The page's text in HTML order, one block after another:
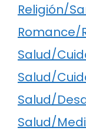
Religión/
Romance/
Salud/
Salud/
Salud/
Salud/